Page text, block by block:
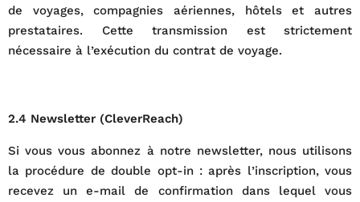
de voyages, compagnies aériennes, hôtels et autres
prestataires. Cette transmission est strictement
nécessaire à l’exécution du contrat de voyage.
2.4 Newsletter (CleverReach)
Si vous vous abonnez à notre newsletter, nous utilisons
la procédure de double opt-in : après l’inscription, vous
recevez un e-mail de confirmation dans lequel vous